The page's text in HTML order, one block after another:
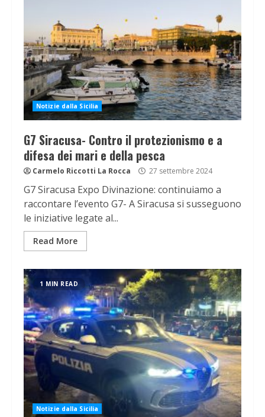
Notizie dalla Sicilia
G7 Siracusa- Contro il protezionismo e a
difesa dei mari e della pesca
Carmelo Riccotti La Rocca 27 settembre 2024
G7 Siracusa Expo Divinazione: continuiamo a
raccontare l’evento G7- A Siracusa si susseguono
le iniziative legate al...
Read More
1 MIN READ
Notizie dalla Sicilia